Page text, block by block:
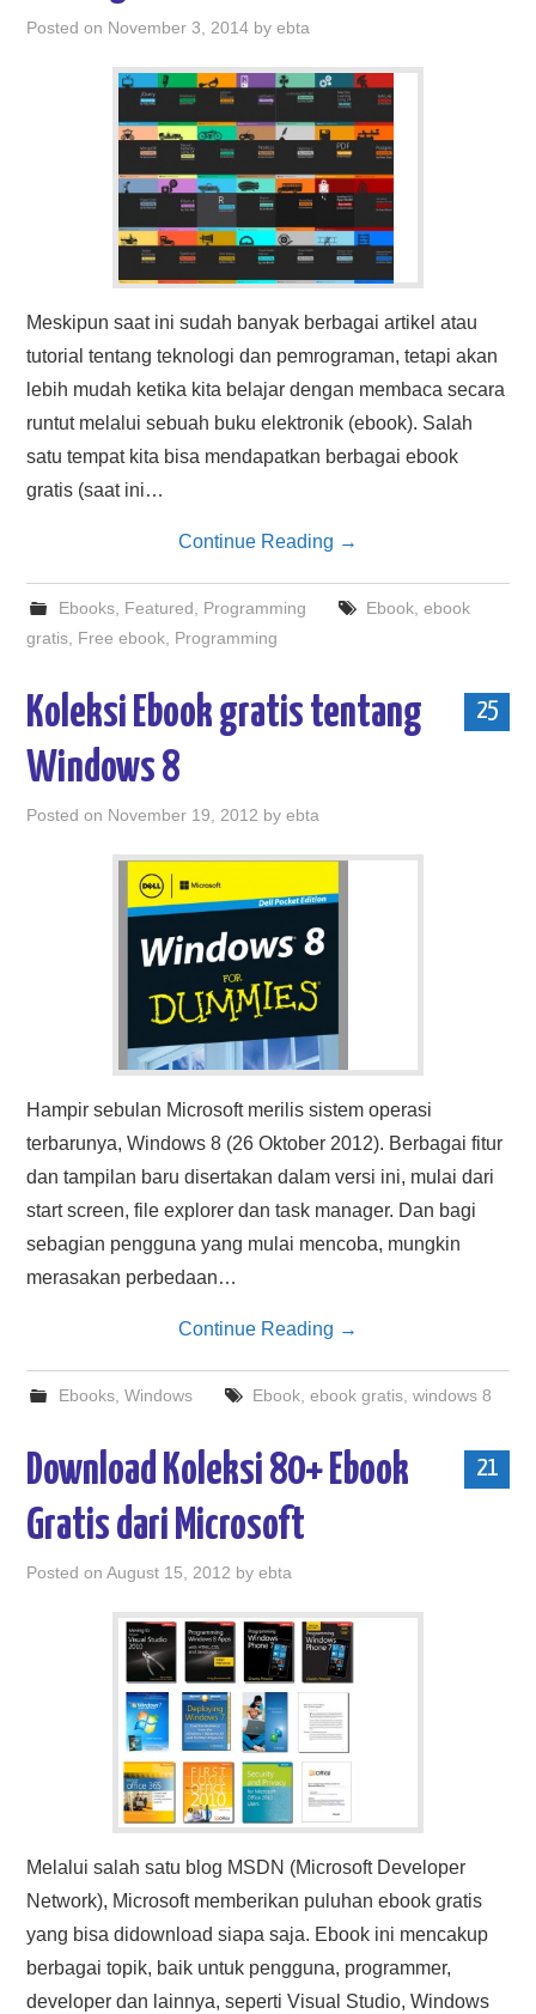
HASIL PENCARIAN
Posted on November 3, 2014 byebta
Meskipun saat ini sudah banyak berbagai artikel atau
tutorial tentang teknologi dan pemrograman, tetapi akan
lebih mudah ketika kita belajar dengan membaca secara
runtut melalui sebuah buku elektronik (ebook). Salah
satu tempat kita bisa mendapatkan berbagai ebook
gratis (saat ini…
Continue Reading →
Ebooks, Featured Programming Ebook, ebook
gratis Free ebook Programming
25
Koleksi Ebook gratis tentang
Windows 8
Posted on November 19, 2012 byebta
Hampir sebulan Microsoft merilis sistem operasi
terbarunya, Windows 8 (26 Oktober 2012). Berbagai fitur
dan tampilan baru disertakan dalam versi ini, mulai dari
start screen, file explorer dan task manager. Dan bagi
sebagian pengguna yang mulai mencoba, mungkin
merasakan perbedaan…
Continue Reading →
Ebooks, Windows Ebook, ebook gratis, windows 8
21
Download Koleksi 80+ Ebook
Gratis dari Microsoft
Posted onAugust 15, 2012 byebta
Melalui salah satu blog MSDN (Microsoft Developer
Network), Microsoft memberikan puluhan ebook gratis
yang bisa didownload siapa saja. Ebook ini mencakup
berbagai topik, baik untuk pengguna, programmer,
developer dan lainnya, seperti Visual Studio, Windows